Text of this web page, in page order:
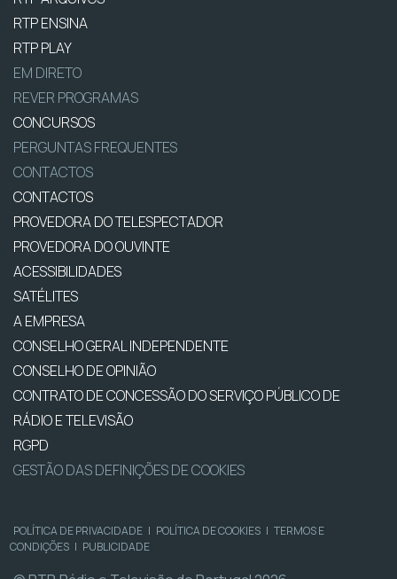
RTP ENSINA
RTP PLAY
EM DIRETO
REVER PROGRAMAS
CONCURSOS
PERGUNTAS FREQUENTES
CONTACTOS
CONTACTOS
PROVEDORA DO TELESPECTADOR
PROVEDORA DO OUVINTE
ACESSIBILIDADES
SATÉLITES
A EMPRESA
CONSELHO GERAL INDEPENDENTE
CONSELHO DE OPINIÃO
CONTRATO DE CONCESSÃO DO SERVIÇO PÚBLICO DE
RÁDIO E TELEVISÃO
RGPD
GESTÃO DAS DEFINIÇÕES DE COOKIES
POLÍTICA DE PRIVACIDADE | POLÍTICA DE COOKIES | TERMOS E
CONDIÇÕES | PUBLICIDADE